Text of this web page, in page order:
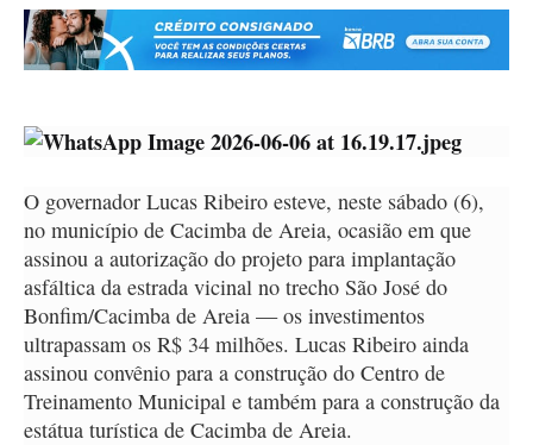
O governador Lucas Ribeiro esteve, neste sábado (6),
no município de Cacimba de Areia, ocasião em que
assinou a autorização do projeto para implantação
asfáltica da estrada vicinal no trecho São José do
Bonfim/Cacimba de Areia — os investimentos
ultrapassam os R$ 34 milhões. Lucas Ribeiro ainda
assinou convênio para a construção do Centro de
Treinamento Municipal e também para a construção da
estátua turística de Cacimba de Areia.